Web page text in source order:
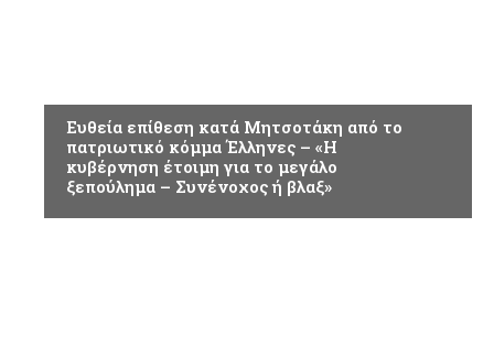
Ευθεία επίθεση κατά Μητσοτάκη από το
πατριωτικό κόμμα Έλληνες – «Η
κυβέρνηση έτοιμη για το μεγάλο
ξεπούλημα – Συνένοχος ή βλαξ»